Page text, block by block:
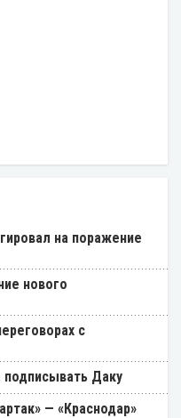
на поражение
нового
с
Даку
— «Краснодар»